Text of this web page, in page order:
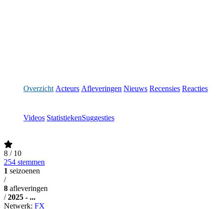
Overzicht Acteurs Afleveringen Nieuws Recensies Reacties
Videos StatistiekenSuggesties
8 / 10
254 stemmen
1 seizoenen
/
8 afleveringen
/ 2025 - ...
Netwerk: FX